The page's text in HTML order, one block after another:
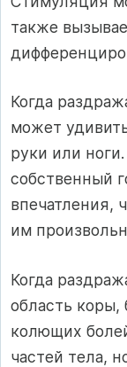
также
Когда
может
руки или
собственный
впечатления,
им
Когда
область
колющих
частей тела,